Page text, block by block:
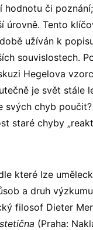
hodnotu či
úrovně. Tento
užíván k
souvislostech.
Hegelova
je svět stále
svých chyb
staré chyby
které lze
a druh
filosof Dieter
(Praha: